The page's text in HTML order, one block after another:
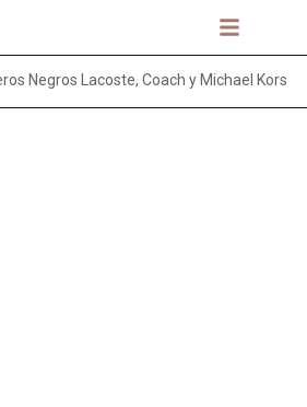
Negros Lacoste, Coach y Michael Kors